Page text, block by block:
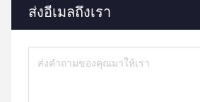
ส่งอีเมลถึงเรา